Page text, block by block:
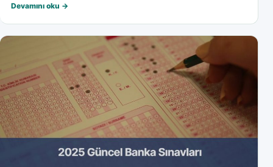
Devamını oku →